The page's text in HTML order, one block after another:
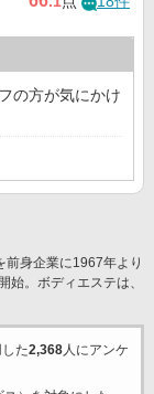
の方が気にかけ
前身企業に1967年より
始。ボディエステは、
た2,368人にアンケ